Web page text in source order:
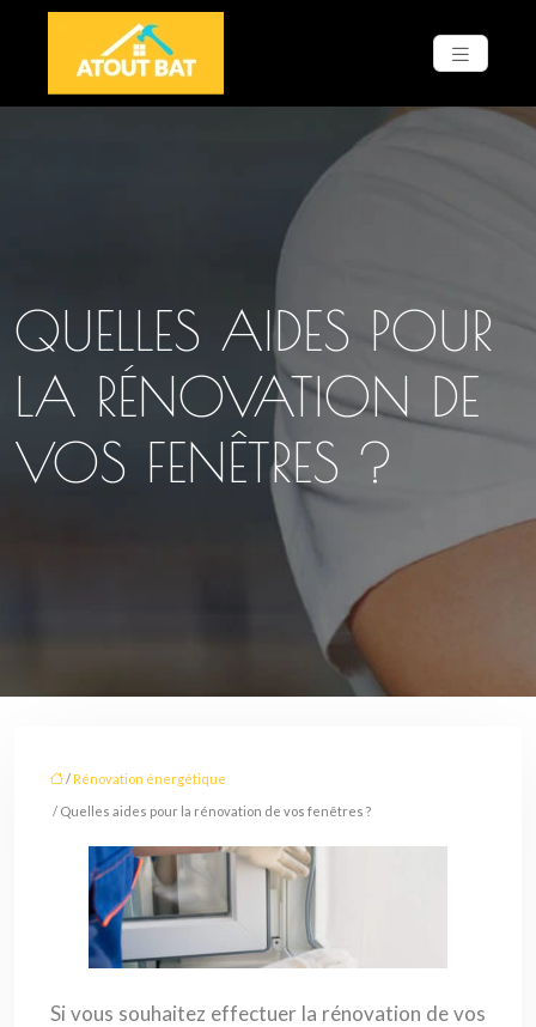
QUELLES AIDES POUR
LA RÉNOVATION DE
VOS FENÊTRES ?
/ Rénovation énergétique
/ Quelles aides pour la rénovation de vos fenêtres ?
Si vous souhaitez effectuer la rénovation de vos